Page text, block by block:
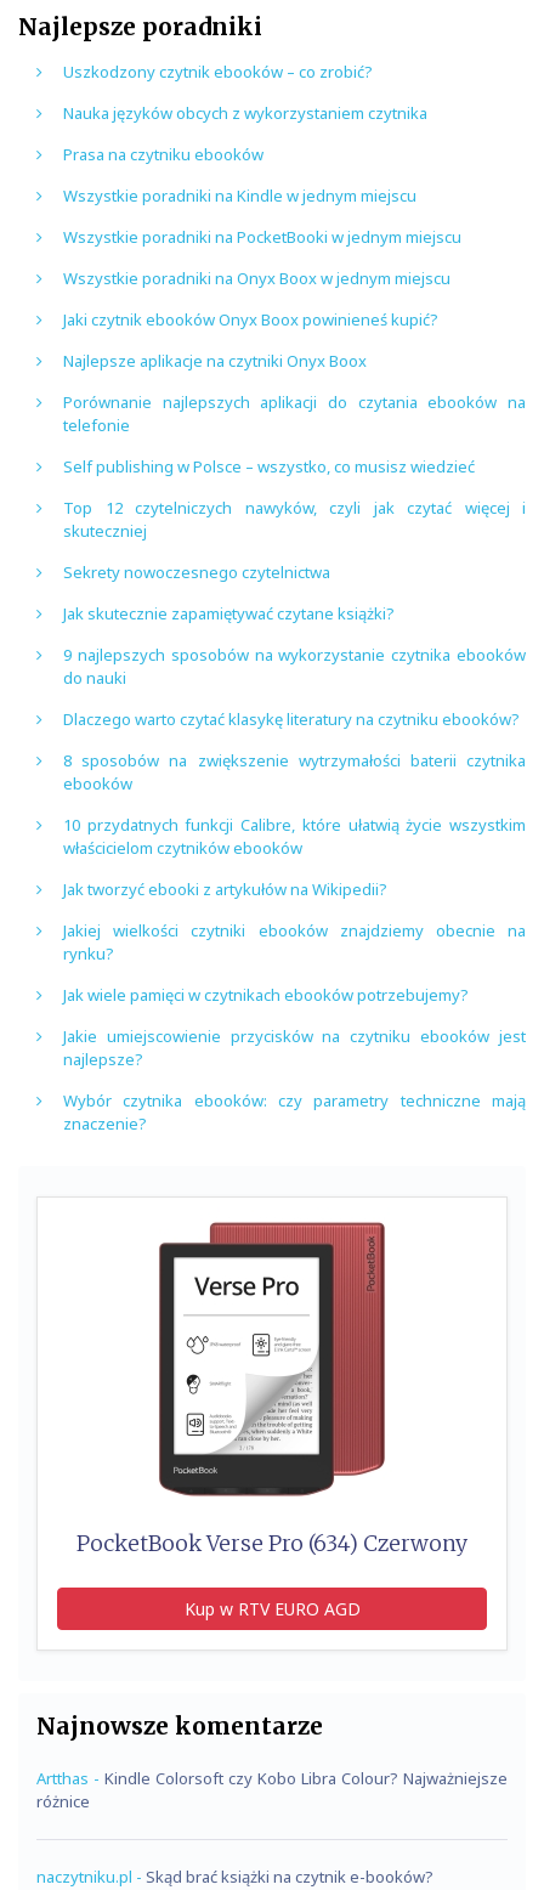
Najlepsze poradniki
Uszkodzony czytnik ebooków – co zrobić?
Nauka języków obcych z wykorzystaniem czytnika
Prasa na czytniku ebooków
Wszystkie poradniki na Kindle w jednym miejscu
Wszystkie poradniki na PocketBooki w jednym miejscu
Wszystkie poradniki na Onyx Boox w jednym miejscu
Jaki czytnik ebooków Onyx Boox powinieneś kupić?
Najlepsze aplikacje na czytniki Onyx Boox
Porównanie najlepszych aplikacji do czytania ebooków na
telefonie
Self publishing w Polsce – wszystko, co musisz wiedzieć
Top 12 czytelniczych nawyków, czyli jak czytać więcej i
skuteczniej
Sekrety nowoczesnego czytelnictwa
Jak skutecznie zapamiętywać czytane książki?
9 najlepszych sposobów na wykorzystanie czytnika ebooków
do nauki
Dlaczego warto czytać klasykę literatury na czytniku ebooków?
8 sposobów na zwiększenie wytrzymałości baterii czytnika
ebooków
10 przydatnych funkcji Calibre, które ułatwią życie wszystkim
właścicielom czytników ebooków
Jak tworzyć ebooki z artykułów na Wikipedii?
Jakiej wielkości czytniki ebooków znajdziemy obecnie na
rynku?
Jak wiele pamięci w czytnikach ebooków potrzebujemy?
Jakie umiejscowienie przycisków na czytniku ebooków jest
najlepsze?
Wybór czytnika ebooków: czy parametry techniczne mają
znaczenie?
PocketBook Verse Pro (634) Czerwony
Kup w RTV EURO AGD
Najnowsze komentarze
Artthas - Kindle Colorsoft czy Kobo Libra Colour? Najważniejsze
różnice
naczytniku.pl - Skąd brać książki na czytnik e-booków?